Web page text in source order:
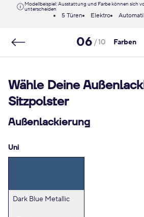
Modellbeispiel: Ausstattung und Farbe können sich
unterscheiden
5 Türen Elektro
06 / 10 Farben
Wähle Deine
Sitzpolster
Außenlackierung
Uni
Dark Blue Metallic